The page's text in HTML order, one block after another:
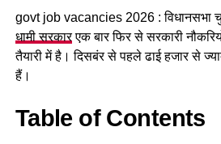
govt job vacancies 2026 : विधानसभा
धामी सरकारएक बार फिर से सरकारी
तैयारी में है। दिसबंर से पहले ढाई हजार से
हैं।
Table of Contents